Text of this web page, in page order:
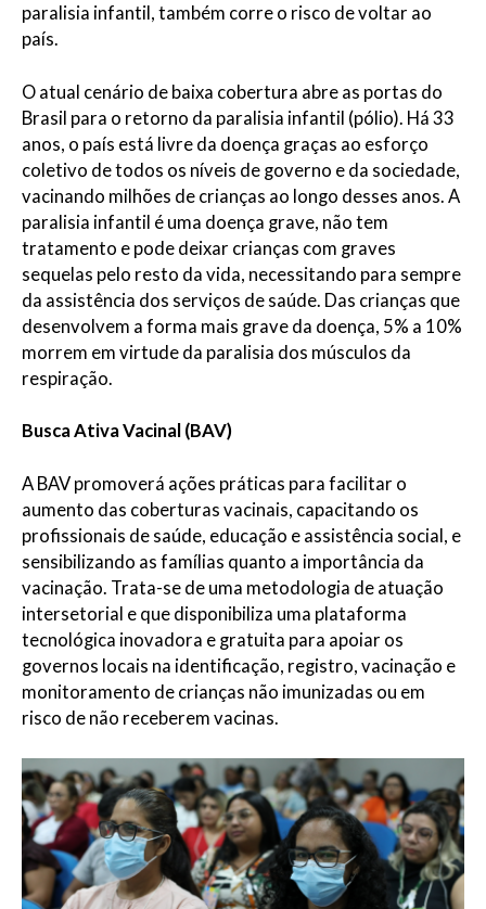
paralisia infantil, também corre o risco de voltar ao
país.
O atual cenário de baixa cobertura abre as portas do
Brasil para o retorno da paralisia infantil (pólio). Há 33
anos, o país está livre da doença graças ao esforço
coletivo de todos os níveis de governo e da sociedade,
vacinando milhões de crianças ao longo desses anos. A
paralisia infantil é uma doença grave, não tem
tratamento e pode deixar crianças com graves
sequelas pelo resto da vida, necessitando para sempre
da assistência dos serviços de saúde. Das crianças que
desenvolvem a forma mais grave da doença, 5% a 10%
morrem em virtude da paralisia dos músculos da
respiração.
Busca Ativa Vacinal (BAV)
A BAV promoverá ações práticas para facilitar o
aumento das coberturas vacinais, capacitando os
profissionais de saúde, educação e assistência social, e
sensibilizando as famílias quanto a importância da
vacinação. Trata-se de uma metodologia de atuação
intersetorial e que disponibiliza uma plataforma
tecnológica inovadora e gratuita para apoiar os
governos locais na identificação, registro, vacinação e
monitoramento de crianças não imunizadas ou em
risco de não receberem vacinas.